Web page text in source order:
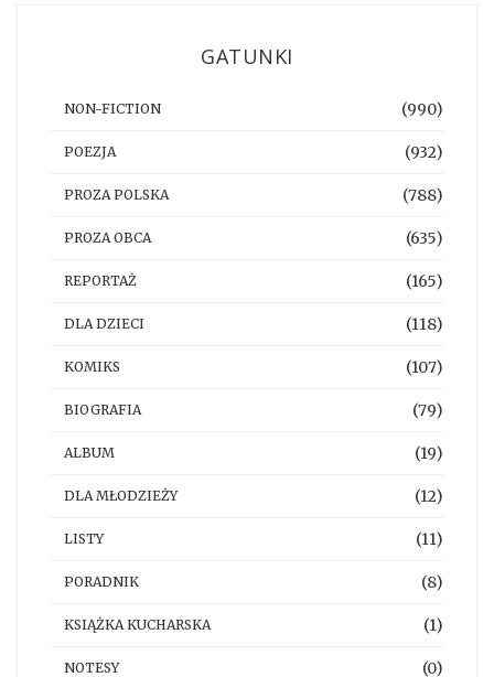
GATUNKI
NON-FICTION (990)
POEZJA (932)
PROZA POLSKA (788)
PROZA OBCA (635)
REPORTAŻ (165)
DLA DZIECI (118)
KOMIKS (107)
BIOGRAFIA (79)
ALBUM (19)
DLA MŁODZIEŻY (12)
LISTY (11)
PORADNIK (8)
KSIĄŻKA KUCHARSKA (1)
NOTESY (0)